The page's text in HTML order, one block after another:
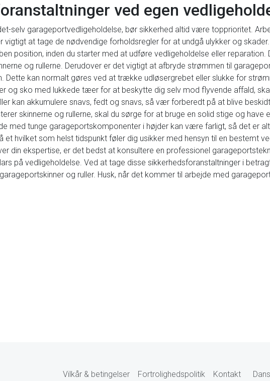
ved egen
selv garageportvedligeholdelse, bør sikkerhed altid være topprioritet.
vigtigt at tage de nødvendige forholdsregler for at undgå ulykker og
position, inden du starter med at udføre vedligeholdelse eller
og rullerne. Derudover er det vigtigt at afbryde strømmen til
Dette kan normalt gøres ved at trække udløsergrebet eller slukke for
og sko med lukkede tæer for at beskytte dig selv mod flyvende affald,
kan akkumulere snavs, fedt og snavs, så vær forberedt på at blive
skinnerne og rullerne, skal du sørge for at bruge en solid stige og
med tunge garageportskomponenter i højder kan være farligt, så det er
et hvilket som helst tidspunkt føler dig usikker med hensyn til en bestemt
din ekspertise, er det bedst at konsultere en professionel
på vedligeholdelse. Ved at tage disse sikkerhedsforanstaltninger i
og ruller. Husk, når det kommer til arbejde med
Vilkår & betingelser Fortrolighedspolitik Kontakt